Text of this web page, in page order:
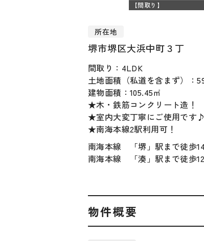
【間取り】
所在地
堺市堺区大浜中町３丁
間取り：4LDK
土地面積（私道を含まず）：
建物面積：105.45㎡
★木・鉄筋コンクリート造！
★室内大変丁寧にご使用です♪
★南海本線2駅利用可！
南海本線 「堺」駅まで徒歩
南海本線 「湊」駅まで徒歩
物件概要